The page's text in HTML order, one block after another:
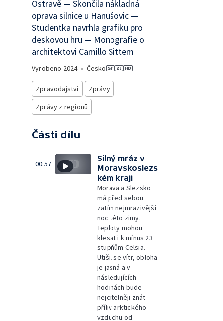
Ostravě — Skončila nákladná
oprava silnice u Hanušovic —
Studentka navrhla grafiku pro
deskovou hru — Monografie o
architektovi Camillo Sittem
Vyrobeno 2024• Česko
Zpravodajství
Zprávy
Zprávy z regionů
Části dílu
00:57
Silný mráz v
Moravskoslezs
kém kraji
Morava a Slezsko
má před sebou
zatím nejmrazivější
noc této zimy.
Teploty mohou
klesat i k mínus 23
stupňům Celsia.
Utišil se vítr, obloha
je jasná a v
následujících
hodinách bude
nejcitelněji znát
příliv arktického
vzduchu od